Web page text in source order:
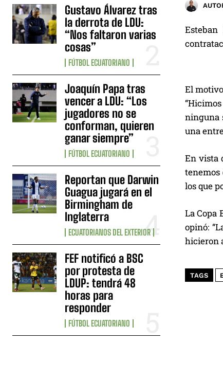
Gustavo Álvarez tras
la derrota de LDU:
“Nos faltaron varias
cosas”
FÚTBOL ECUATORIANO
Joaquín Papa tras
vencer a LDU: “Los
jugadores no se
conforman, quieren
ganar siempre”
FÚTBOL ECUATORIANO
Reportan que Darwin
Guagua jugará en el
Birmingham de
Inglaterra
ECUATORIANOS DEL EXTERIOR
FEF notificó a BSC
por protesta de
LDUP: tendrá 48
horas para
responder
FÚTBOL ECUATORIANO
El
ninguna
una
En vista
tenemos
los que
La Copa
opinó:
hicieron
TAGS